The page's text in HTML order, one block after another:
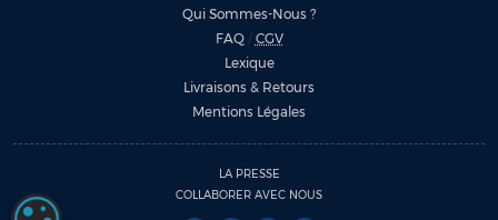
Qui Sommes-Nous ?
FAQ/ CGV
Lexique
Livraisons & Retours
Mentions Légales
LA PRESSE
COLLABORER AVEC NOUS